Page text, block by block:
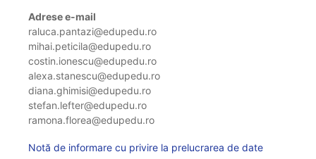
Adrese e-mail
raluca.pantazi@edupedu.ro
mihai.peticila@edupedu.ro
costin.ionescu@edupedu.ro
alexa.stanescu@edupedu.ro
diana.ghimisi@edupedu.ro
stefan.lefter@edupedu.ro
ramona.florea@edupedu.ro
Notă de informare cu privire la prelucrarea de date